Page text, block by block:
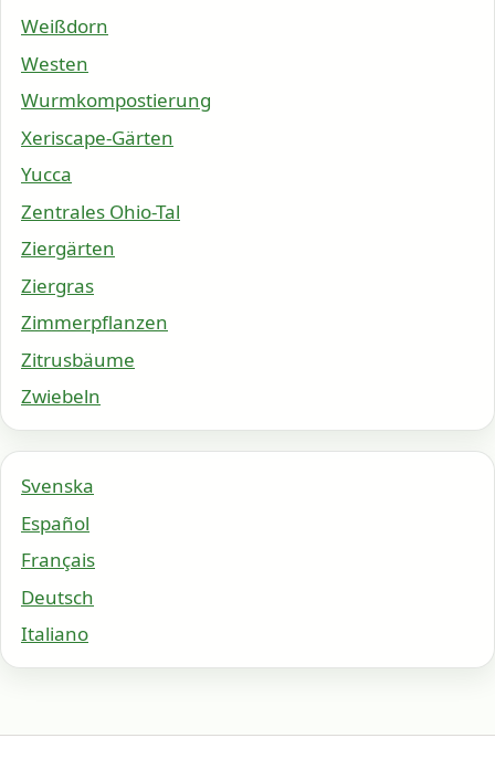
Weißdorn
Westen
Wurmkompostierung
Xeriscape-Gärten
Yucca
Zentrales Ohio-Tal
Ziergärten
Ziergras
Zimmerpflanzen
Zitrusbäume
Zwiebeln
Svenska
Español
Français
Deutsch
Italiano